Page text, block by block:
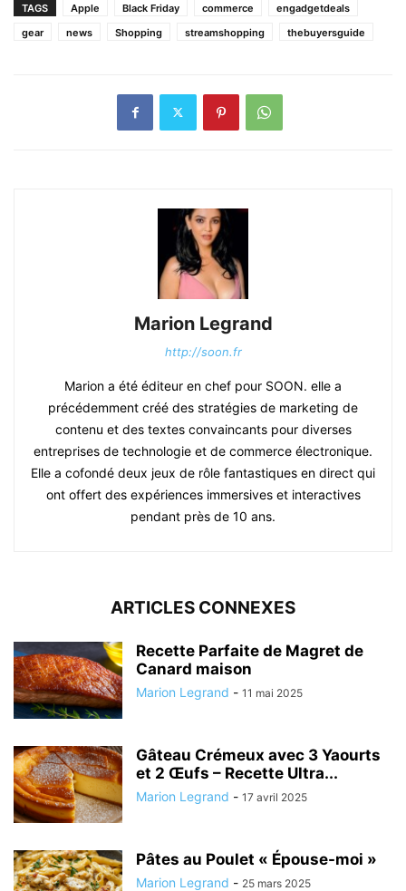
TAGS Apple Black Friday commerce
engadgetdeals
gear
news Shopping streamshopping thebuyersguide
Marion Legrand
http://soon.fr
Marion a été éditeur en chef pour SOON. elle a
précédemment créé des stratégies de marketing de
contenu et des textes convaincants pour diverses
entreprises de technologie et de commerce électronique.
Elle a cofondé deux jeux de rôle fantastiques en direct qui
ont offert des expériences immersives et interactives
pendant près de 10 ans.
ARTICLES CONNEXES
Recette Parfaite de Magret de
Canard maison
Marion Legrand - 11 mai 2025
Gâteau Crémeux avec 3 Yaourts
et 2 Œufs – Recette Ultra...
Marion Legrand - 17 avril 2025
Pâtes au Poulet « Épouse-moi »
Marion Legrand - 25 mars 2025